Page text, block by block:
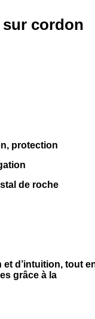
cordon
protection
de roche
d’intuition, tout
grâce à la